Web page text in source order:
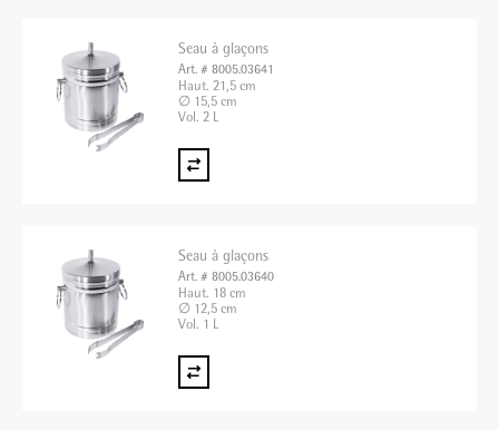
Seau à glaçons
Art. # 8005.03641
Haut. 21,5 cm
∅ 15,5 cm
Vol. 2 L
Seau à glaçons
Art. # 8005.03640
Haut. 18 cm
∅ 12,5 cm
Vol. 1 L